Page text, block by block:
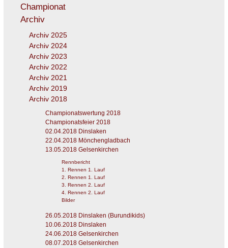
Championat
Archiv
Archiv 2025
Archiv 2024
Archiv 2023
Archiv 2022
Archiv 2021
Archiv 2019
Archiv 2018
Championatswertung 2018
Championatsfeier 2018
02.04.2018 Dinslaken
22.04.2018 Mönchengladbach
13.05.2018 Gelsenkirchen
Rennbericht
1. Rennen 1. Lauf
2. Rennen 1. Lauf
3. Rennen 2. Lauf
4. Rennen 2. Lauf
Bilder
26.05.2018 Dinslaken (Burundikids)
10.06.2018 Dinslaken
24.06.2018 Gelsenkirchen
08.07.2018 Gelsenkirchen